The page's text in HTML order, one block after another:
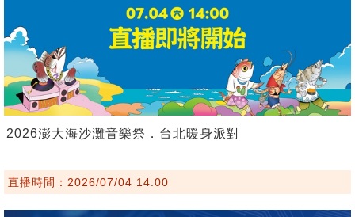
2026澎大海沙灘音樂祭．台北暖身派對
直播時間：2026/07/04 14:00